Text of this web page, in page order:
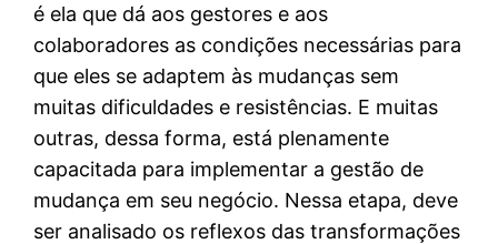
é ela que dá aos gestores e aos
colaboradores as condições necessárias para
que eles se adaptem às mudanças sem
muitas dificuldades e resistências. E muitas
outras, dessa forma, está plenamente
capacitada para implementar a gestão de
mudança em seu negócio. Nessa etapa, deve
ser analisado os reflexos das transformações